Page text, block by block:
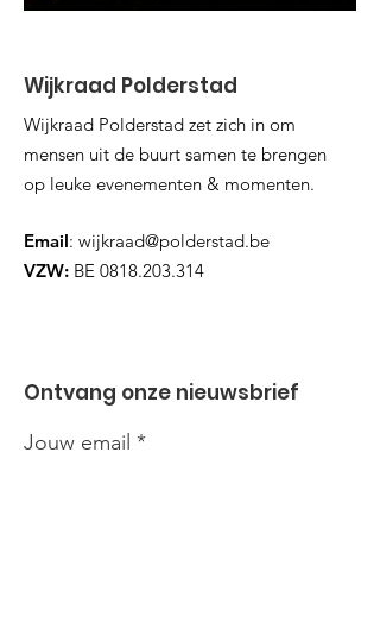
Wijkraad Polderstad
Wijkraad Polderstad zet zich in om
mensen uit de buurt samen te brengen
op leuke evenementen & momenten.
Email: wijkraad@polderstad.be
VZW: BE 0818.203.314
Ontvang onze nieuwsbrief
Jouw email